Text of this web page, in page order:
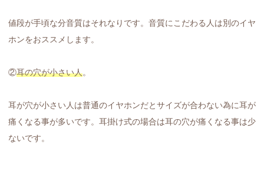
値段が手頃な分音質はそれなりです。音質にこだわる人は別のイヤ
ホンをおススメします。
②耳の穴が小さい人。
耳が穴が小さい人は普通のイヤホンだとサイズが合わない為に耳が
痛くなる事が多いです。耳掛け式の場合は耳の穴が痛くなる事は少
ないです。